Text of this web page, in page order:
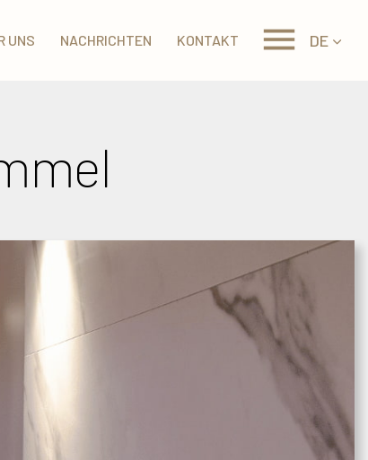
UNS NACHRICHTEN KONTAKT DE